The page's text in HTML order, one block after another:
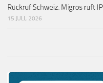
Rückruf Schweiz: Migros ruft
15 JULI, 2026